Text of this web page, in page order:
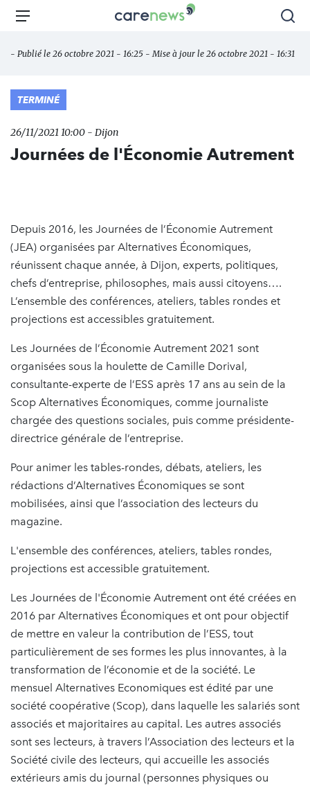
Aller
principal
Carenews,
des
Menu
- Publié le 26 octobre 2021 - 16:25 - Mise à jour le 26 octobre 2021 - 16:31
TERMINÉ
26/11/2021 10:00 - Dijon
Journées de l'Économie Autrement
Depuis 2016, les Journées de l’Économie Autrement
(JEA) organisées par Alternatives Économiques,
réunissent chaque année, à Dijon, experts, politiques,
chefs d’entreprise, philosophes, mais aussi citoyens….
L’ensemble des conférences, ateliers, tables rondes et
projections est accessibles gratuitement.
Les Journées de l’Économie Autrement 2021 sont
organisées sous la houlette de Camille Dorival,
consultante-experte de l’ESS après 17 ans au sein de la
Scop Alternatives Économiques, comme journaliste
chargée des questions sociales, puis comme présidente-
directrice générale de l’entreprise.
Pour animer les tables-rondes, débats, ateliers, les
rédactions d’Alternatives Économiques se sont
mobilisées, ainsi que l’association des lecteurs du
magazine.
L'ensemble des conférences, ateliers, tables rondes,
projections est accessible gratuitement.
Les Journées de l'Économie Autrement ont été créées en
2016 par Alternatives Économiques et ont pour objectif
de mettre en valeur la contribution de l’ESS, tout
particulièrement de ses formes les plus innovantes, à la
transformation de l’économie et de la société. Le
mensuel Alternatives Economiques est édité par une
société coopérative (Scop), dans laquelle les salariés sont
associés et majoritaires au capital. Les autres associés
sont ses lecteurs, à travers l’Association des lecteurs et la
Société civile des lecteurs, qui accueille les associés
extérieurs amis du journal (personnes physiques ou